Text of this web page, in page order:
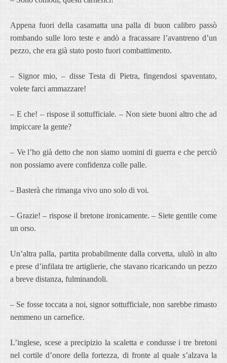
Appena fuori della casamatta una palla di buon calibro passò
rombando sulle loro teste e andò a fracassare l’avantreno d’un
pezzo, che era già stato posto fuori combattimento.
– Signor mio, – disse Testa di Pietra, fingendosi spaventato,
volete farci ammazzare!
– E che! – rispose il sottufficiale. – Non siete buoni altro che ad
impiccare la gente?
– Ve l’ho già detto che non siamo uomini di guerra e che perciò
non possiamo avere confidenza colle palle.
– Basterà che rimanga vivo uno solo di voi.
– Grazie! – rispose il bretone ironicamente. – Siete gentile come
un orso.
Un’altra palla, partita probabilmente dalla corvetta, ululò in alto
e prese d’infilata tre artiglierie, che stavano ricaricando un pezzo
a breve distanza, fulminandoli.
– Se fosse toccata a noi, signor sottufficiale, non sarebbe rimasto
nemmeno un carnefice.
L’inglese, scese a precipizio la scaletta e condusse i tre bretoni
nel cortile d’onore della fortezza, di fronte al quale s’alzava la